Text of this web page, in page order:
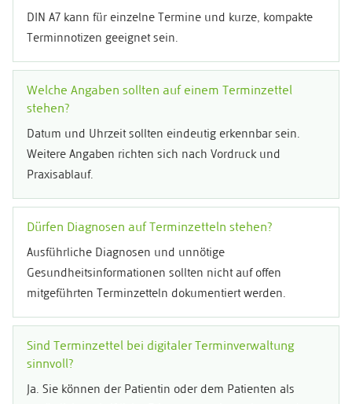
DIN A7 kann für einzelne Termine und kurze, kompakte
Terminnotizen geeignet sein.
Welche Angaben sollten auf einem Terminzettel
stehen?
Datum und Uhrzeit sollten eindeutig erkennbar sein.
Weitere Angaben richten sich nach Vordruck und
Praxisablauf.
Dürfen Diagnosen auf Terminzetteln stehen?
Ausführliche Diagnosen und unnötige
Gesundheitsinformationen sollten nicht auf offen
mitgeführten Terminzetteln dokumentiert werden.
Sind Terminzettel bei digitaler Terminverwaltung
sinnvoll?
Ja. Sie können der Patientin oder dem Patienten als